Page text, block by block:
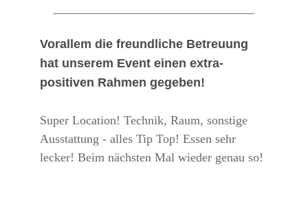
Vorallem die freundliche Betreuung
hat unserem Event einen extra-
positiven Rahmen gegeben!
Super Location! Technik, Raum, sonstige
Ausstattung - alles Tip Top! Essen sehr
lecker! Beim nächsten Mal wieder genau so!